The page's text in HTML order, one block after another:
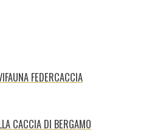
FEDERCACCIA
CACCIA DI BERGAMO